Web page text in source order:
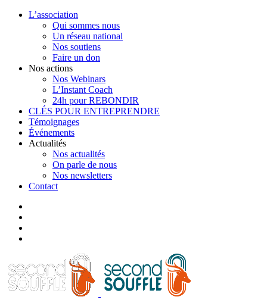
L’association
Qui sommes nous
Un réseau national
Nos soutiens
Faire un don
Nos actions
Nos Webinars
L’Instant Coach
24h pour REBONDIR
CLÉS POUR ENTREPRENDRE
Témoignages
Événements
Actualités
Nos actualités
On parle de nous
Nos newsletters
Contact